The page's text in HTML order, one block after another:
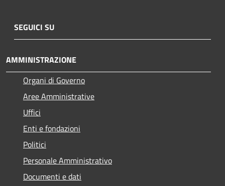
SEGUICI SU
AMMINISTRAZIONE
Organi di Governo
Aree Amministrative
Uffici
Enti e fondazioni
Politici
Personale Amministrativo
Documenti e dati